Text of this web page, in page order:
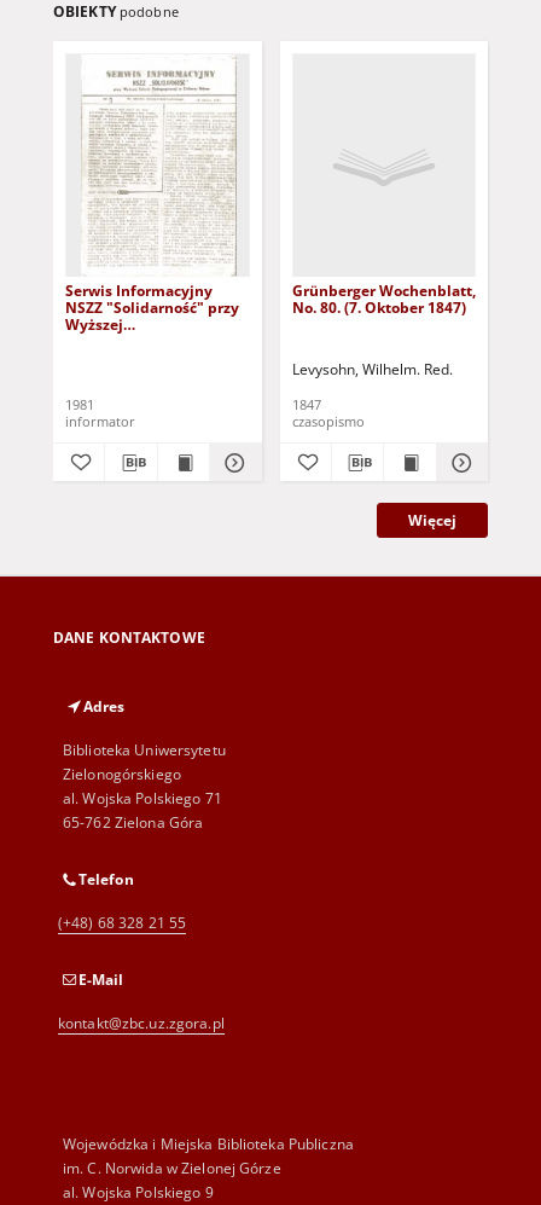
OBIEKTY podobne
Serwis Informacyjny
NSZZ "Solidarność" przy
Wyższej
1981
informator
Grünberger Wochenblatt,
No. 80. (7. Oktober 1847)
Levysohn, Wilhelm. Red.
1847
czasopismo
Więcej
DANE KONTAKTOWE
Adres
Biblioteka Uniwersytetu
Zielonogórskiego
al. Wojska Polskiego 71
65-762 Zielona Góra
Telefon
(+48) 68 328 21 55
E-Mail
kontakt@zbc.uz.zgora.pl
Wojewódzka i Miejska Biblioteka Publiczna
im. C. Norwida w Zielonej Górze
al. Wojska Polskiego 9